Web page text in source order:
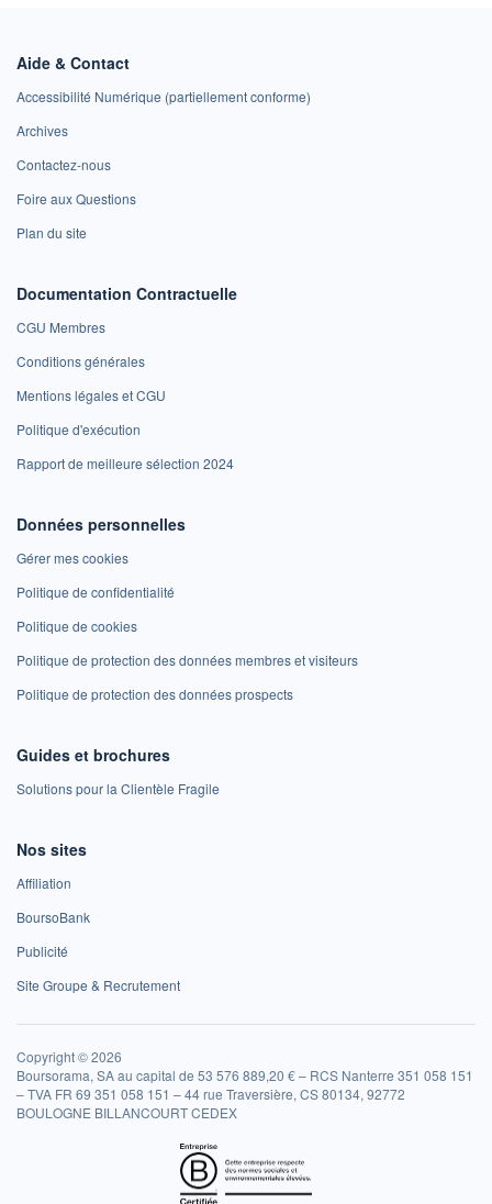
Aide & Contact
Accessibilité Numérique (partiellement conforme)
Archives
Contactez-nous
Foire aux Questions
Plan du site
Documentation Contractuelle
CGU Membres
Conditions générales
Mentions légales et CGU
Politique d'exécution
Rapport de meilleure sélection 2024
Données personnelles
Gérer mes cookies
Politique de confidentialité
Politique de cookies
Politique de protection des données membres et visiteurs
Politique de protection des données prospects
Guides et brochures
Solutions pour la Clientèle Fragile
Nos sites
Affiliation
BoursoBank
Publicité
Site Groupe & Recrutement
Copyright © 2026
Boursorama, SA au capital de 53 576 889,20 € – RCS Nanterre 351 058 151
– TVA FR 69 351 058 151 – 44 rue Traversière, CS 80134, 92772
BOULOGNE BILLANCOURT CEDEX